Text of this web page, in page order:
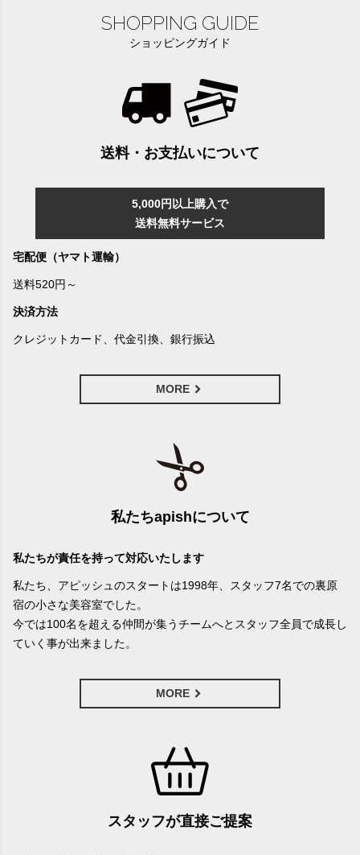
SHOPPING GUIDE
ショッピングガイド
送料・お支払いについて
5,000円以上購入で
送料無料サービス
宅配便（ヤマト運輸）
送料520円～
決済方法
クレジットカード、代金引換、銀行振込
MORE
私たちapishについて
私たちが責任を持って対応いたします
私たち、アピッシュのスタートは1998年、スタッフ7名での裏原
宿の小さな美容室でした。
今では100名を超える仲間が集うチームへとスタッフ全員で成長し
ていく事が出来ました。
MORE
スタッフが直接ご提案